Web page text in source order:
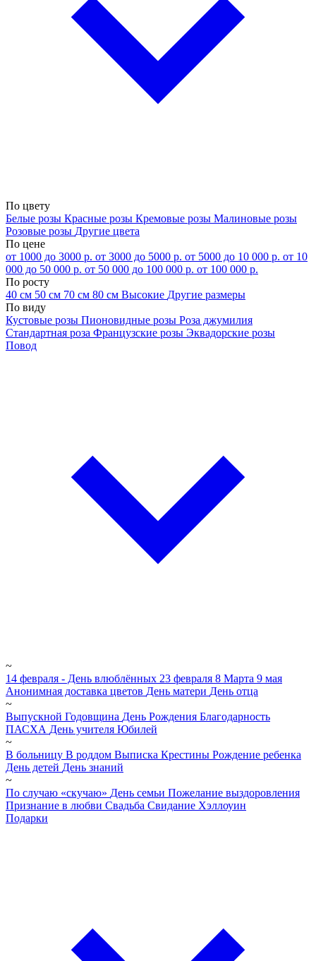
По цвету
Белые розы Красные розы Кремовые розы Малиновые розы
Розовые розы Другие цвета
По цене
от 1000 до 3000 р. от 3000 до 5000 р. от 5000 до 10 000 р. от 10
000 до 50 000 р. от 50 000 до 100 000 р. от 100 000 р.
По росту
40 см 50 см 70 см 80 см Высокие Другие размеры
По виду
Кустовые розы Пионовидные розы Роза джумилия
Стандартная роза Французские розы Эквадорские розы
Повод
~
14 февраля - День влюблённых 23 февраля 8 Марта 9 мая
Анонимная доставка цветов День матери День отца
~
Выпускной Годовщина День Рождения Благодарность
ПАСХА День учителя Юбилей
~
В больницу В роддом Выписка Крестины Рождение ребенка
День детей День знаний
~
По случаю «скучаю» День семьи Пожелание выздоровления
Признание в любви Свадьба Свидание Хэллоуин
Подарки